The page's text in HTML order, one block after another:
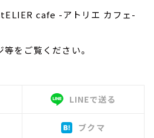
cafe -アトリエ カフェ-
をご覧ください。
LINEで送る
ブクマ